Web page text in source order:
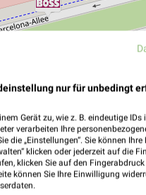
NAVIGATION
nur für unbedingt
Gerät zu, wie z. B. eindeutige IDs
verarbeiten Ihre
die „Einstellungen“. Sie können
klicken oder jederzeit auf die
klicken Sie auf den
können Sie Ihre Einwilligung